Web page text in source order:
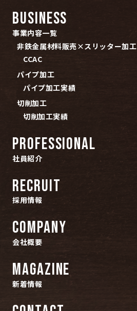
パイプ加工実績
切削加工
切削加工実績
PROFESSIONAL
社員紹介
RECRUIT
COMPANY
会社概要
MAGAZINE
CONTACT
お問い合わせ
BUSINESS
事業内容一覧
非鉄金属材料販売×スリッター加工
CCAC
パイプ加工
パイプ加工実績
切削加工
切削加工実績
PROFESSIONAL
社員紹介
RECRUIT
採用情報
COMPANY
会社概要
MAGAZINE
新着情報